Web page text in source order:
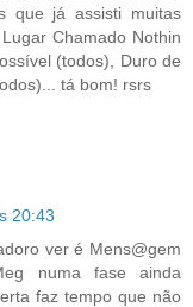
que já assisti muitas
Chamado Nothin
(todos), Duro de
tá bom! rsrs
20:43
ver é Mens@gem
numa fase ainda
faz tempo que não